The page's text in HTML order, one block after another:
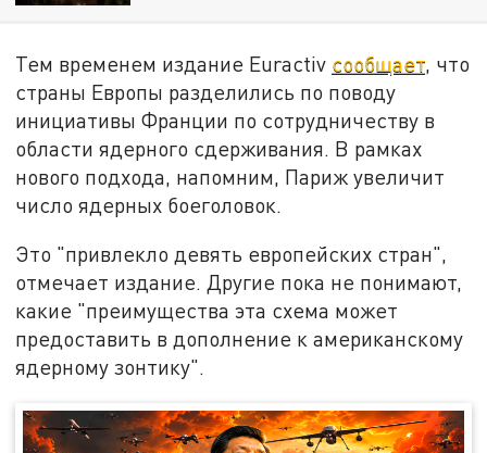
Тем временем издание Euractiv сообщает , что
страны Европы разделились по поводу
инициативы Франции по сотрудничеству в
области ядерного сдерживания. В рамках
нового подхода, напомним, Париж увеличит
число ядерных боеголовок.
Это "привлекло девять европейских стран",
отмечает издание. Другие пока не понимают,
какие "преимущества эта схема может
предоставить в дополнение к американскому
ядерному зонтику".